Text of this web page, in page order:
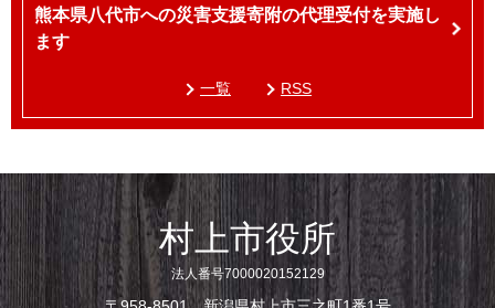
熊本県八代市への災害支援寄附の代理受付を実施し
ます
一覧 RSS
村上市役所
法人番号7000020152129